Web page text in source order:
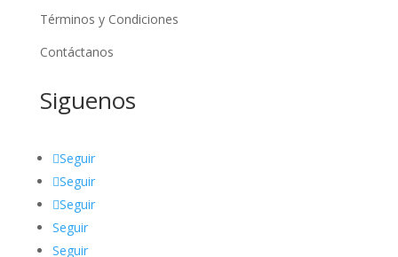
Términos y Condiciones
Contáctanos
Siguenos
Seguir
Seguir
Seguir
Seguir
Seguir